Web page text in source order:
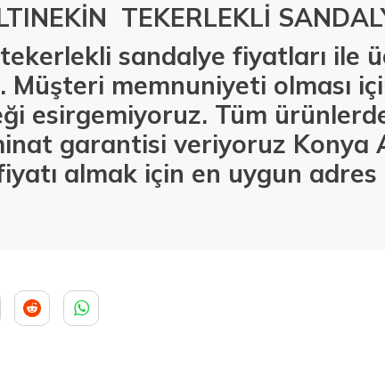
TEKERLEKLİ
sandalye fiyatları ile
Müşteri memnuniyeti olması
esirgemiyoruz. Tüm
garantisi veriyoruz Konya
almak için en uygun